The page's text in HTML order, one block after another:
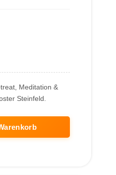
Meditation &
Steinfeld.